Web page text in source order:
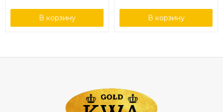
В корзину В корзину